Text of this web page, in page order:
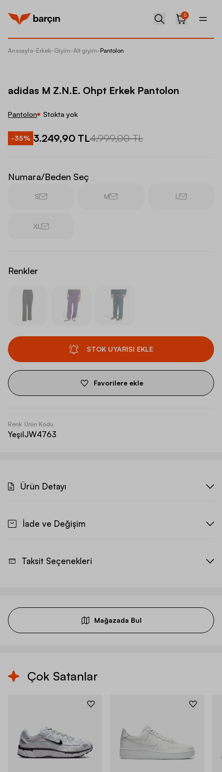
0
Anasayfa-Erkek-Giyim-Alt giyim-Pantolon
adidas M Z.N.E. Ohpt Erkek Pantolon
Pantolon Stokta yok
-35% 3.249,90 TL4.999,00 TL
Numara/Beden Seç
S M L
XL
Renkler
STOK UYARISI EKLE
Favorilere ekle
Renk
Yeşil
Ürün Kodu
JW4763
Ürün Detayı
İade ve Değişim
Taksit Seçenekleri
Mağazada Bul
Çok Satanlar